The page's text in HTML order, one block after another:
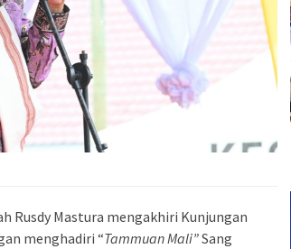
Rusdy Mastura mengakhiri Kunjungan
menghadiri “Tammuan Mali”Sang